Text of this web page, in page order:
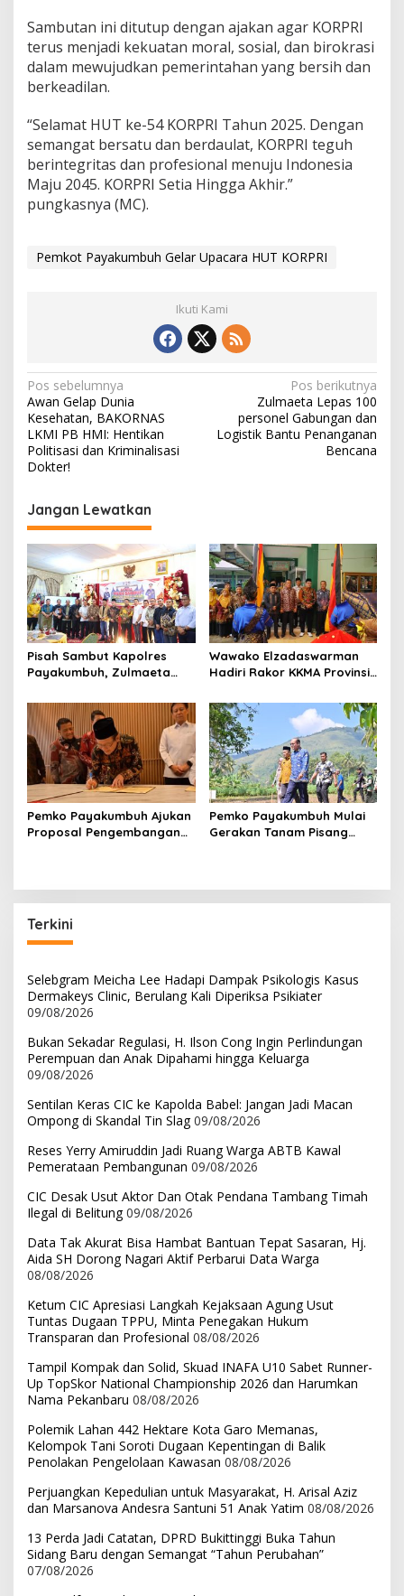
Sambutan ini ditutup dengan ajakan agar KORPRI
terus menjadi kekuatan moral, sosial, dan birokrasi
dalam mewujudkan pemerintahan yang bersih dan
berkeadilan.
“Selamat HUT ke-54 KORPRI Tahun 2025. Dengan
semangat bersatu dan berdaulat, KORPRI teguh
berintegritas dan profesional menuju Indonesia
Maju 2045. KORPRI Setia Hingga Akhir.”
pungkasnya (MC).
Pemkot Payakumbuh Gelar Upacara HUT KORPRI
Ikuti Kami
N
a
v
i
a
s
i
p
o
s
Pos sebelumnya
Awan Gelap Dunia
Kesehatan, BAKORNAS
LKMI PB HMI: Hentikan
Politisasi dan Kriminalisasi
Dokter!
Pos berikutnya
Zulmaeta Lepas 100
personel Gabungan dan
Logistik Bantu Penanganan
Bencana
Jangan Lewatkan
Pisah Sambut Kapolres
Payakumbuh, Zulmaeta
Ricardo atas
Kepemimpinan
Wawako Elzadaswarman
Hadiri Rakor KKMA Provinsi
Pemko Payakumbuh Ajukan
Proposal Pengembangan
Pemko Payakumbuh Mulai
Gerakan Tanam Pisang
Terkini
Selebgram Meicha Lee Hadapi Dampak Psikologis Kasus
Dermakeys Clinic, Berulang Kali Diperiksa Psikiater
09/08/2026
Bukan Sekadar Regulasi, H. Ilson Cong Ingin Perlindungan
Perempuan dan Anak Dipahami hingga Keluarga
09/08/2026
Sentilan Keras CIC ke Kapolda Babel: Jangan Jadi Macan
Ompong di Skandal Tin Slag 09/08/2026
Reses Yerry Amiruddin Jadi Ruang Warga ABTB Kawal
Pemerataan Pembangunan 09/08/2026
CIC Desak Usut Aktor Dan Otak Pendana Tambang Timah
Ilegal di Belitung 09/08/2026
Data Tak Akurat Bisa Hambat Bantuan Tepat Sasaran, Hj.
Aida SH Dorong Nagari Aktif Perbarui Data Warga
08/08/2026
Ketum CIC Apresiasi Langkah Kejaksaan Agung Usut
Tuntas Dugaan TPPU, Minta Penegakan Hukum
Transparan dan Profesional 08/08/2026
Tampil Kompak dan Solid, Skuad INAFA U10 Sabet Runner-
Up TopSkor National Championship 2026 dan Harumkan
Nama Pekanbaru 08/08/2026
Polemik Lahan 442 Hektare Kota Garo Memanas,
Kelompok Tani Soroti Dugaan Kepentingan di Balik
Penolakan Pengelolaan Kawasan 08/08/2026
Perjuangkan Kepedulian untuk Masyarakat, H. Arisal Aziz
dan Marsanova Andesra Santuni 51 Anak Yatim 08/08/2026
13 Perda Jadi Catatan, DPRD Bukittinggi Buka Tahun
Sidang Baru dengan Semangat “Tahun Perubahan”
07/08/2026